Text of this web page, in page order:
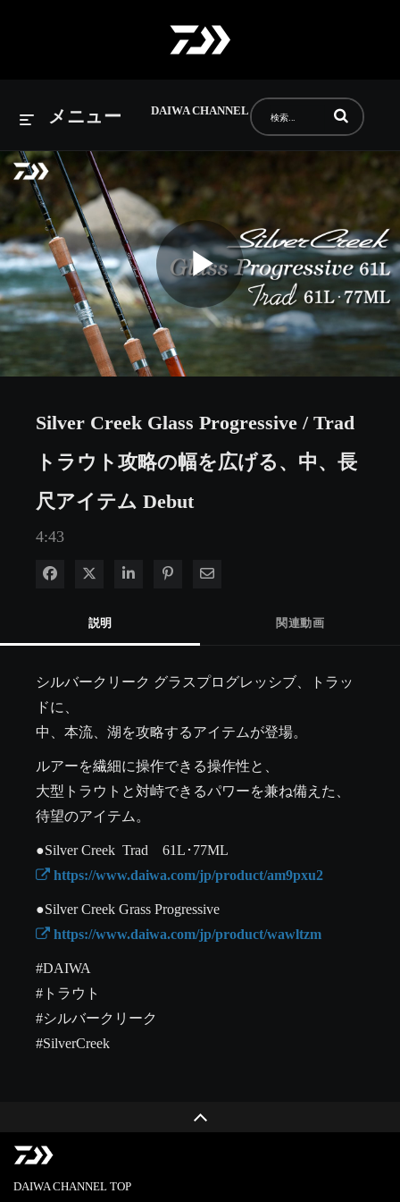
DAIWA CHANNEL
メニュー 動画の検索語句
Play
Silver Creek Glass Progressive / Trad
トラウト攻略の幅を広げる、中、長
尺アイテム Debut
4:43
Facebook で共有
Xで共有する
LinkedIn で共有
Pinterest に投稿
電子メールで共有
説明 関連動画
シルバークリーク グラスプログレッシブ、トラッ
ドに、
中、本流、湖を攻略するアイテムが登場。
ルアーを繊細に操作できる操作性と、
大型トラウトと対峙できるパワーを兼ね備えた、
待望のアイテム。
https://www.daiwa.com/jp/product/am9pxu2
https://www.daiwa.com/jp/product/wawltzm
#DAIWA
#トラウト
#シルバークリーク
#SilverCreek
DAIWA CHANNEL TOP